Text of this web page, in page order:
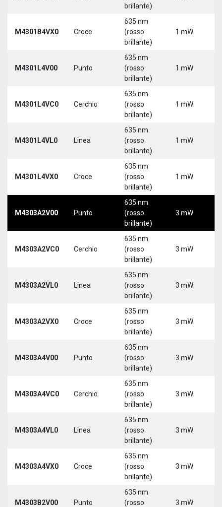
brillante)
M4301B4VX0 Croce
635 nm
(rosso
brillante)
1 mW
M4301L4V00 Punto
635 nm
(rosso
brillante)
1 mW
M4301L4VC0 Cerchio
635 nm
(rosso
brillante)
1 mW
M4301L4VL0 Linea
635 nm
(rosso
brillante)
1 mW
M4301L4VX0 Croce
635 nm
(rosso
brillante)
1 mW
M4303A2V00 Punto
635 nm
(rosso
brillante)
3 mW
M4303A2VC0 Cerchio
635 nm
(rosso
brillante)
3 mW
M4303A2VL0 Linea
635 nm
(rosso
brillante)
3 mW
M4303A2VX0 Croce
635 nm
(rosso
brillante)
3 mW
M4303A4V00 Punto
635 nm
(rosso
brillante)
3 mW
M4303A4VC0 Cerchio
635 nm
(rosso
brillante)
3 mW
M4303A4VL0 Linea
635 nm
(rosso
brillante)
3 mW
M4303A4VX0 Croce
635 nm
(rosso
brillante)
3 mW
M4303B2V00 Punto
635 nm
(rosso
3 mW